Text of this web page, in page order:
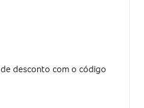
desconto com o código